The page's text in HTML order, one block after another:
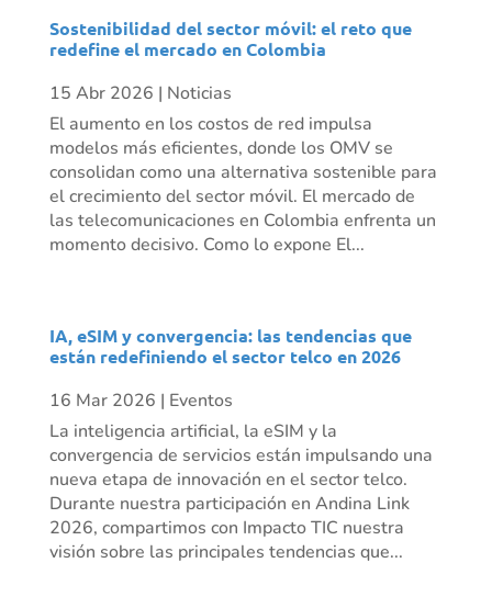
Sostenibilidad del sector móvil: el reto que
redefine el mercado en Colombia
15 Abr 2026 | Noticias
El aumento en los costos de red impulsa
modelos más eficientes, donde los OMV se
consolidan como una alternativa sostenible para
el crecimiento del sector móvil. El mercado de
las telecomunicaciones en Colombia enfrenta un
momento decisivo. Como lo expone El...
IA, eSIM y convergencia: las tendencias que
están redefiniendo el sector telco en 2026
16 Mar 2026 | Eventos
La inteligencia artificial, la eSIM y la
convergencia de servicios están impulsando una
nueva etapa de innovación en el sector telco.
Durante nuestra participación en Andina Link
2026, compartimos con Impacto TIC nuestra
visión sobre las principales tendencias que...